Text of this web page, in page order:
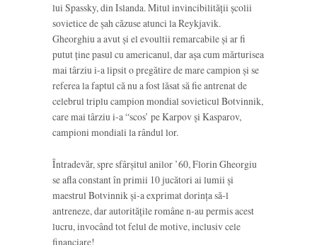
lui Spassky, din Islanda. Mitul invincibilităţii şcolii
sovietice de şah căzuse atunci la Reykjavik.
Gheorghiu a avut şi el evoultii remarcabile şi ar fi
putut ţine pasul cu americanul, dar aşa cum mărturisea
mai târziu i-a lipsit o pregătire de mare campion şi se
referea la faptul că nu a fost lăsat să fie antrenat de
celebrul triplu campion mondial sovieticul Botvinnik,
care mai târziu i-a “scos’ pe Karpov şi Kasparov,
campioni mondiali la rândul lor.
Întradevăr, spre sfârşitul anilor ’60, Florin Gheorgiu
se afla constant în primii 10 jucători ai lumii şi
maestrul Botvinnik şi-a exprimat dorinţa să-l
antreneze, dar autorităţile române n-au permis acest
lucru, invocând tot felul de motive, inclusiv cele
financiare!